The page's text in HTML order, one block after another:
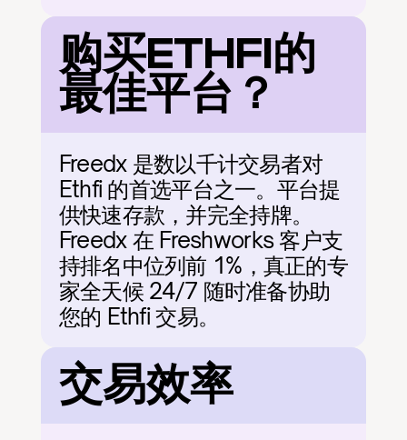
购买ETHFI的
最佳平台？
Freedx 是数以千计交易者对
Ethfi 的首选平台之一。平台提
供快速存款，并完全持牌。
Freedx 在 Freshworks 客户支
持排名中位列前 1%，真正的专
家全天候 24/7 随时准备协助
您的 Ethfi 交易。
交易效率